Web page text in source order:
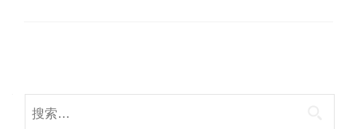
navigation
索：